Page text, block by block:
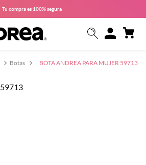
Tu compra es 100% segura
Botas BOTA ANDREA PARA MUJER 59713